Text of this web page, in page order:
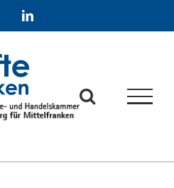
FacebookLinkedIn